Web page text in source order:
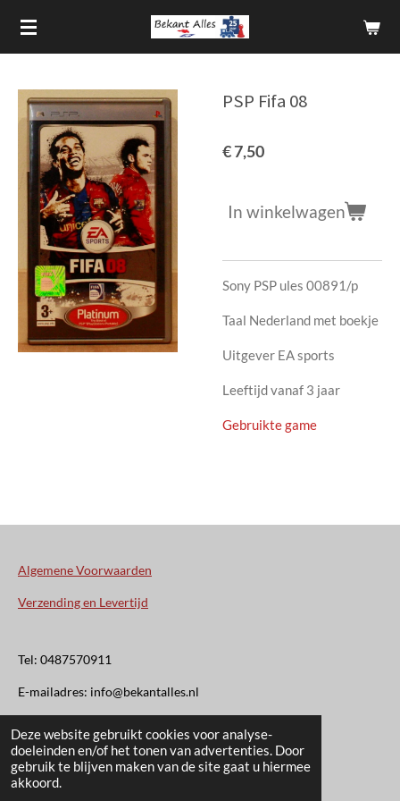
Deze website gebruikt cookies voor analyse-
doeleinden en/of het tonen van advertenties. Door
gebruik te blijven maken van de site gaat u hiermee
akkoord.
Ga
direct
hoofdinhoud
PSP Fifa 08
€ 7,50
In winkelwagen
Sony PSP ules 00891/p
Taal Nederland met boekje
Uitgever EA sports
Leeftijd vanaf 3 jaar
Gebruikte game
Algemene Voorwaarden
Verzending en Levertijd
Tel: 0487570911
E-mailadres: info@bekantalles.nl
Rooysestraat 4
6621AM Dreumel